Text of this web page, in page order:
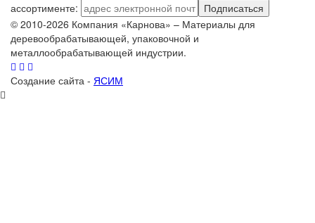
ассортименте:
Подписаться
© 2010-2026 Компания «Карнова» – Материалы для
деревообрабатывающей, упаковочной и
металлообрабатывающей индустрии.
Создание сайта - ЯСИМ